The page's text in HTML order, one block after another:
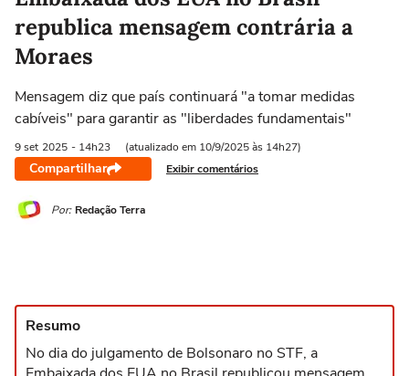
republica mensagem contrária a
Moraes
Mensagem diz que país continuará "a tomar medidas
cabíveis" para garantir as "liberdades fundamentais"
9 set 2025 - 14h23 (atualizado em 10/9/2025 às 14h27)
Compartilhar Exibir comentários
Por: Redação Terra
Resumo
No dia do julgamento de Bolsonaro no STF, a